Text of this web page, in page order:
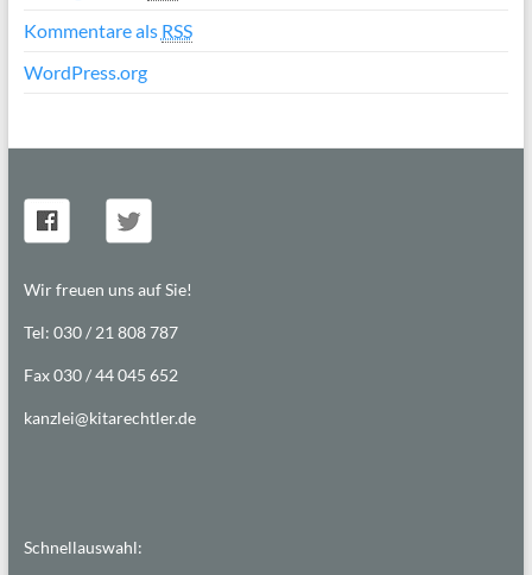
Kommentare als RSS
WordPress.org
Wir freuen uns auf Sie!
Tel: 030 / 21 808 787
Fax 030 / 44 045 652
kanzlei@kitarechtler.de
Schnellauswahl: